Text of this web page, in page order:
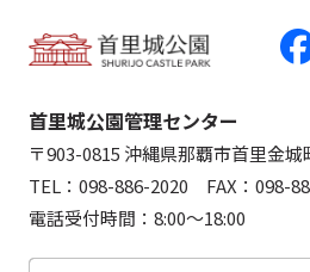
首里城公園管理センター
〒903-0815 沖縄県那覇市首里金城
TEL：098-886-2020 FAX：098-
電話受付時間：8:00～18:00